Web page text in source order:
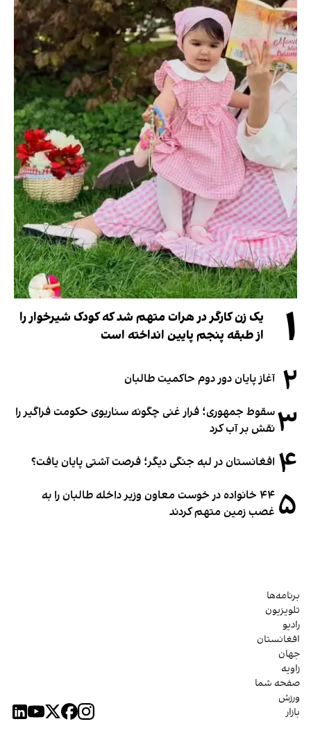
۱
یک زن کارگر در هرات متهم شد که کودک شیرخوار را
از طبقه پنجم پایین انداخته است
۲ آغاز پایان دور دوم حاکمیت طالبان
۳سقوط جمهوری؛ فرار غنی چگونه سناریوی حکومت فراگیر را
نقش بر آب کرد
۴ افغانستان در لبه جنگی دیگر؛ فرصت آشتی پایان یافت؟
۵
۴۴ خانواده در خوست معاون وزیر داخله طالبان را به
غصب زمین متهم کردند
برنامه‌ها
تلویزیون
رادیو
افغانستان
جهان
زاویه
صفحه شما
ورزش
بازار